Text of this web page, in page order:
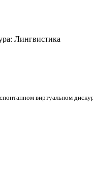
Лингвистика
виртуальном